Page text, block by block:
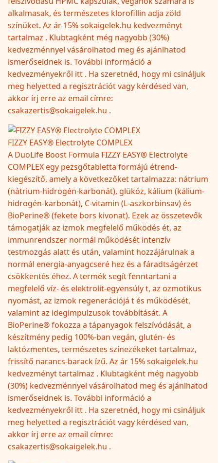
alkalmasak, és természetes klorofillin adja zöld
színüket. Az ár 15% sokaigelek.hu kedvezményt
tartalmaz . Klubtagként még nagyobb (30%)
kedvezménnyel vásárolhatod meg és ajánlhatod
ismerőseidnek is. További információ a
kedvezményekről itt . Ha szeretnéd, hogy mi csináljuk
meg helyetted a regisztrációt vagy kérdésed van,
akkor írj erre az email címre:
csakazertis@sokaigelek.hu .
FIZZY EASY® Electrolyte COMPLEX
A DuoLife Boost Formula FIZZY EASY® Electrolyte
COMPLEX egy pezsgőtabletta formájú étrend-
kiegészítő, amely a következőket tartalmazza: nátrium
(nátrium-hidrogén-karbonát), glükóz, kálium (kálium-
hidrogén-karbonát), C-vitamin (L-aszkorbinsav) és
BioPerine® (fekete bors kivonat). Ezek az összetevők
támogatják az izmok megfelelő működés ét, az
immunrendszer normál működését intenzív
testmozgás alatt és után, valamint hozzájárulnak a
normál energia-anyagcseré hez és a fáradtságérzet
csökkentés éhez. A termék segít fenntartani a
megfelelő víz- és elektrolit-egyensúly t, az ozmotikus
nyomást, az izmok regenerációjá t és működését,
valamint az idegimpulzusok továbbítását. A
BioPerine® fokozza a tápanyagok felszívódását, a
készítmény pedig 100%-ban vegán, glutén- és
laktózmentes, természetes színezékeket tartalmaz,
frissítő narancs-barack ízű. Az ár 15% sokaigelek.hu
kedvezményt tartalmaz . Klubtagként még nagyobb
(30%) kedvezménnyel vásárolhatod meg és ajánlhatod
ismerőseidnek is. További információ a
kedvezményekről itt . Ha szeretnéd, hogy mi csináljuk
meg helyetted a regisztrációt vagy kérdésed van,
akkor írj erre az email címre:
csakazertis@sokaigelek.hu .